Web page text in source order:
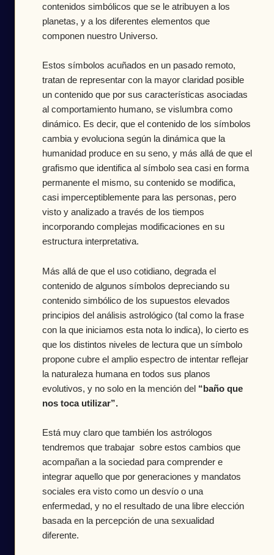
contenidos simbólicos que se le atribuyen a los
planetas, y a los diferentes elementos que
componen nuestro Universo.
Estos símbolos acuñados en un pasado remoto,
tratan de representar con la mayor claridad posible
un contenido que por sus características asociadas
al comportamiento humano, se vislumbra como
dinámico. Es decir, que el contenido de los símbolos
cambia y evoluciona según la dinámica que la
humanidad produce en su seno, y más allá de que el
grafismo que identifica al símbolo sea casi en forma
permanente el mismo, su contenido se modifica,
casi imperceptiblemente para las personas, pero
visto y analizado a través de los tiempos
incorporando complejas modificaciones en su
estructura interpretativa.
Más allá de que el uso cotidiano, degrada el
contenido de algunos símbolos depreciando su
contenido simbólico de los supuestos elevados
principios del análisis astrológico (tal como la frase
con la que iniciamos esta nota lo indica), lo cierto es
que los distintos niveles de lectura que un símbolo
propone cubre el amplio espectro de intentar reflejar
la naturaleza humana en todos sus planos
evolutivos, y no solo en la mención del “baño que
nos toca utilizar”.
Está muy claro que también los astrólogos
tendremos que trabajar sobre estos cambios que
acompañan a la sociedad para comprender e
integrar aquello que por generaciones y mandatos
sociales era visto como un desvío o una
enfermedad, y no el resultado de una libre elección
basada en la percepción de una sexualidad
diferente.